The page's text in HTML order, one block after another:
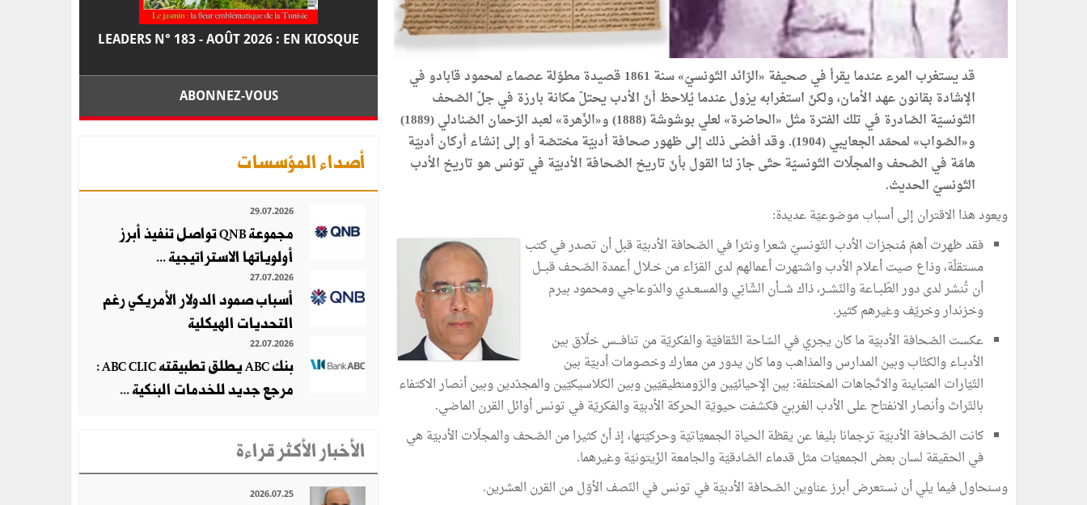
قد يستغرب المرء عندما يقرأ في صحيفة «الرّائد التّونسيّ» سنة 1861 قصيدة مطوّلة عصماء لمحمود قابادو في
الإشادة بقانون عهد الأمان، ولكنّ استغرابه يزول عندما يُلاحظ أنّ الأدب يحتلّ مكانة بارزة في جلّ الصّحف
التّونسيّة الصّادرة في تلك الفترة مثل «الحاضرة» لعلي بوشوشة (1888) و«الزّهرة» لعبد الرّحمان الصّنادلي (1889)
و«الصّواب» لمحمّد الجعايبي (1904). وقد أفضى ذلك إلى ظهور صحافة أدبيّة مختصّة أو إلى إنشاء أركان أدبيّة
هامّة في الصّحف والمجلّات التّونسيّة حتّى جاز لنا القول بأنّ تاريخ الصّحافة الأدبيّة في تونس هو تاريخ الأدب
التّونسيّ الحديث.
ويعود هذا الاقتران إلى أسباب موضوعيّة عديدة:
فقد ظهرت أهمّ مُنجزات الأدب التّونسيّ شعرا ونثرا في الصّحافة الأدبيّة قبل أن تصدر في كتب
مستقلّة، وذاع صيت أعلام الأدب واشتهرت أعمالهم لدى القرّاء من خـلال أعمدة الصّحـف قبـــل
أن تُنشر لدى دور الطّبــاعة والنّشــر، ذاك شـــأن الشّابّي والمسعــدي والدّوعاجي ومحمود بيرم
وخزندار وخريّف وغيرهم كثير.
عكست الصّحافة الأدبيّة ما كان يجري في السّاحة الثّقافيّة والفكريّة من تنافـــس خلّاق بين
الأدبــاء والكتّاب وبين المدارس والمذاهب وما كان يدور من معارك وخصومات أدبيّة بين
التّيّارات المتباينة والاتّجاهات المختلفة: بين الإحيائيّين والرّومنطيقيّين وبين الكلاسيكيّين والمجدّدين وبين أنصار الاكتفاء
بالتّراث وأنصار الانفتاح على الأدب الغربيّ فكشفت حيويّة الحركة الأدبيّة والفكريّة في تونس أوائل القرن الماضي.
كانت الصّحافة الأدبيّة ترجمانا بليغا عن يقظة الحياة الجمعيّاتيّة وحركيّتها، إذ أنّ كثيرا من الصّحف والمجلّات الأدبيّة هي
في الحقيقة لسان بعض الجمعيّات مثل قدماء الصّادقيّة والجامعة الزّيتونيّة وغيرهما.
وسنحاول فيما يلي أن نستعرض أبرز عناوين الصّحافة الأدبيّة في تونس في النّصف الأوّل من القرن العشرين.
LEADERS N° 183 - AOÛT 2026 : EN KIOSQUE
ABONNEZ-VOUS
أصداء المؤسسات
29.07.2026
مجموعة QNB تواصل تنفيذ أبرز
أولوياتها الاستراتيجية ...
27.07.2026
أسباب صمود الدولار الأمريكي رغم
التحديات الهيكلية
22.07.2026
بنك ABC يطلق تطبيقته ABC CLIC :
مرجع جديد للخدمات البنكية ...
الأخبار الأكثر قراءة
2026.07.25